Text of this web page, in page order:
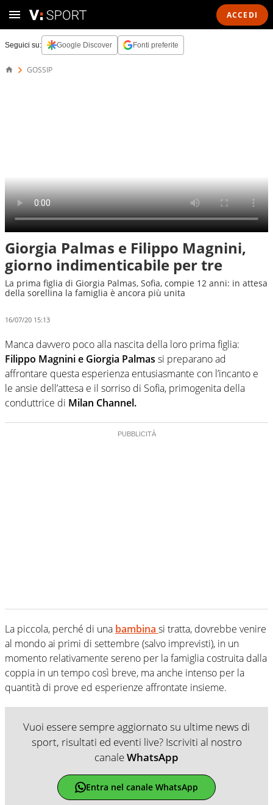
ACCEDI
Seguici su: Google Discover Fonti preferite
GOSSIP
Giorgia Palmas e Filippo Magnini,
giorno indimenticabile per tre
La prima figlia di Giorgia Palmas, Sofia, compie 12 anni: in attesa
della sorellina la famiglia è ancora più unita
16/07/20 15:13
Manca davvero poco alla nascita della loro prima figlia:
Filippo Magnini e Giorgia Palmas si preparano ad
affrontare questa esperienza entusiasmante con l’incanto e
le ansie dell’attesa e il sorriso di Sofia, primogenita della
conduttrice di Milan Channel.
La piccola, perché di una bambina si tratta, dovrebbe venire
al mondo ai primi di settembre (salvo imprevisti), in un
momento relativamente sereno per la famiglia costruita dalla
coppia in un tempo così breve, ma anche intenso per la
quantità di prove ed esperienze affrontate insieme.
Vuoi essere sempre aggiornato su ultime news di
sport, risultati ed eventi live? Iscriviti al nostro
canaleWhatsApp
Entra nel canale WhatsApp